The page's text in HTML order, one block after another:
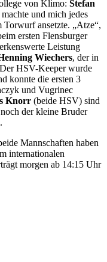
von Klimo: Stefan
und mich jedes
ansetzte. „Atze“,
ersten Flensburger
Leistung
Wiechers, der in
HSV-Keeper wurde
konnte die ersten 3
und Vugrinec
Knorr (beide HSV) sind
der kleine Bruder
Mannschaften haben
internationalen
morgen ab 14:15 Uhr